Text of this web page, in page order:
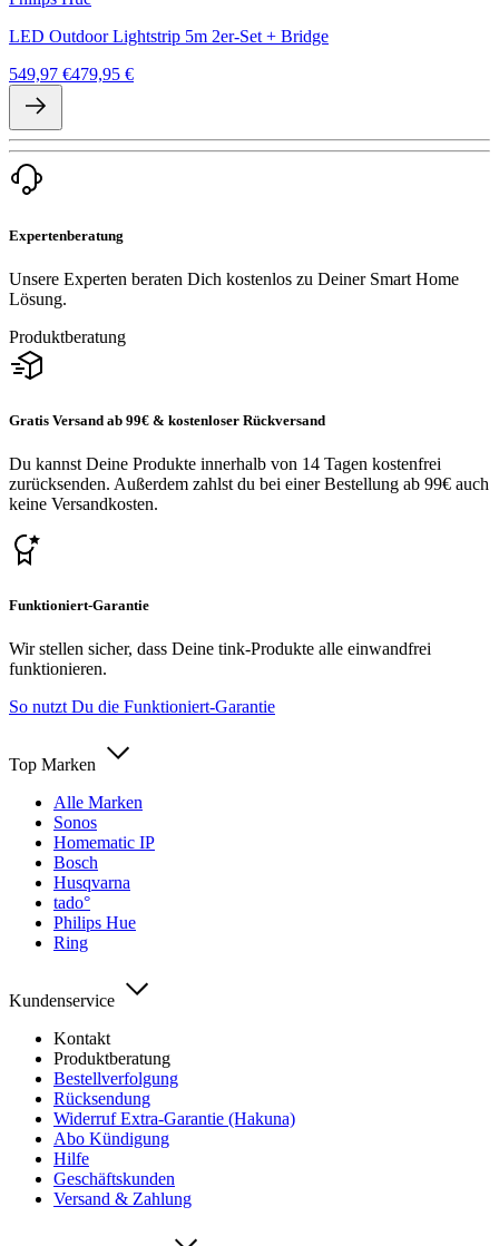
LED Outdoor Lightstrip 5m 2er-Set + Bridge
549,97 €479,95 €
Expertenberatung
Unsere Experten beraten Dich kostenlos zu Deiner Smart Home
Lösung.
Produktberatung
Gratis Versand ab 99€ & kostenloser Rückversand
Du kannst Deine Produkte innerhalb von 14 Tagen kostenfrei
zurücksenden. Außerdem zahlst du bei einer Bestellung ab 99€ auch
keine Versandkosten.
Funktioniert-Garantie
Wir stellen sicher, dass Deine tink-Produkte alle einwandfrei
funktionieren.
So nutzt Du die Funktioniert-Garantie
Top Marken
Alle Marken
Sonos
Homematic IP
Bosch
Husqvarna
tado°
Philips Hue
Ring
Kundenservice
Kontakt
Produktberatung
Bestellverfolgung
Rücksendung
Widerruf Extra-Garantie (Hakuna)
Abo Kündigung
Hilfe
Geschäftskunden
Versand & Zahlung